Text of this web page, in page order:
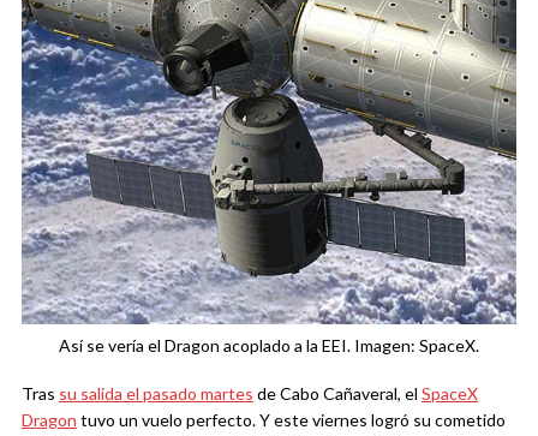
Así se vería el Dragon acoplado a la EEI. Imagen: SpaceX.
Tras su salida el pasado martes de Cabo Cañaveral, el SpaceX
Dragon tuvo un vuelo perfecto. Y este viernes logró su cometido